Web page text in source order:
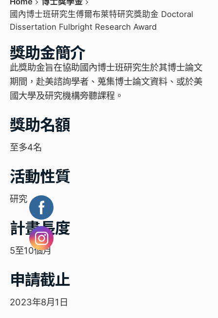
國內博士班研究生傅爾布萊特研究獎助金 Doctoral
Dissertation Fulbright Research Award
獎助金簡介
此獎助金旨在協助國內博士班研究生於其博士論文
期間，赴美諮詢學者、蒐集博士論文資料、或於美
國大學及研究機構旁聽課程。
獎助名額
至多4名
活動性質
研究
計畫長度
5至10個月
申請截止
2023年8月1日